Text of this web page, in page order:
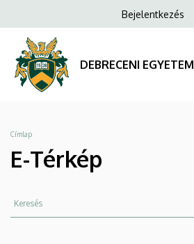
Térkép
DEBRECENI
EGYETEM
a
tartalomra
Anonim
menüje
Bejelentkezés
DEBRECENI EGYETEM
Morzsa
Címlap
E-Térkép
Keresés